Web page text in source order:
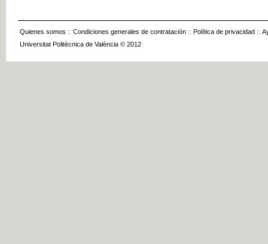
Quienes somos :: Condiciones generales de contratación :: Política de privacidad ::
Universitat Politècnica de València © 2012